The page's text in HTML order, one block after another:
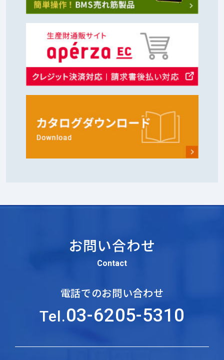
お問い合わせ
Contact
電話でのお問い合わせ
Tel.03-6205-5310